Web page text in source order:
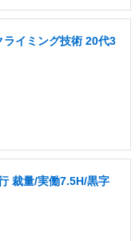
イミング技術 20代3
裁量/実働7.5H/黒字